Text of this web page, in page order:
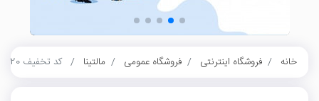
خانه فروشگاه اینترنتی فروشگاه عمومی مالتینا کد تخفیف 20 درصدی هزینه حمل مالتینا